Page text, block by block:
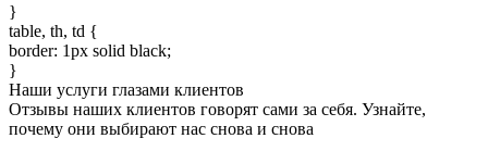
}
table, th, td {
border: 1px solid black;
}
Наши услуги глазами клиентов
Отзывы наших клиентов говорят сами за себя. Узнайте,
почему они выбирают нас снова и снова